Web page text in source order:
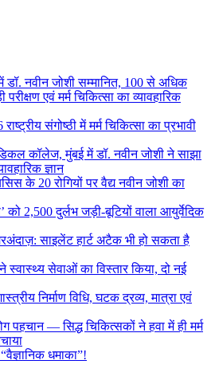
डॉ. नवीन जोशी सम्मानित, 100 से अधिक
एवं मर्म चिकित्सा का व्यावहारिक
संगोष्ठी में मर्म चिकित्सा का प्रभावी
कॉलेज, मुंबई में डॉ. नवीन जोशी ने साझा
ज्ञान
के 20 रोगियों पर वैद्य नवीन जोशी का
को 2,500 दुर्लभ जड़ी-बूटियों वाला आयुर्वेदिक
साइलेंट हार्ट अटैक भी हो सकता है
स्वास्थ्य सेवाओं का विस्तार किया, दो नई
निर्माण विधि, घटक द्रव्य, मात्रा एवं
पहचान — सिद्ध चिकित्सकों ने हवा में ही मर्म
धमाका”!